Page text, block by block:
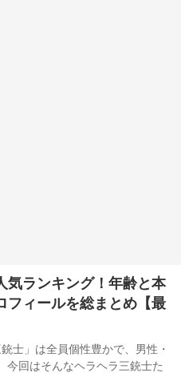
気ランキング！年齢と本
フィールを総まとめ【最
士」は全員個性豊かで、男性・
今回はそんなヘラヘラ三銃士た